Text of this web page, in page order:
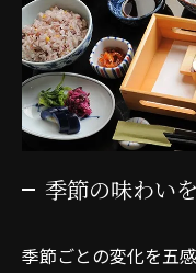
季節の味わい
季節ごとの変化を五